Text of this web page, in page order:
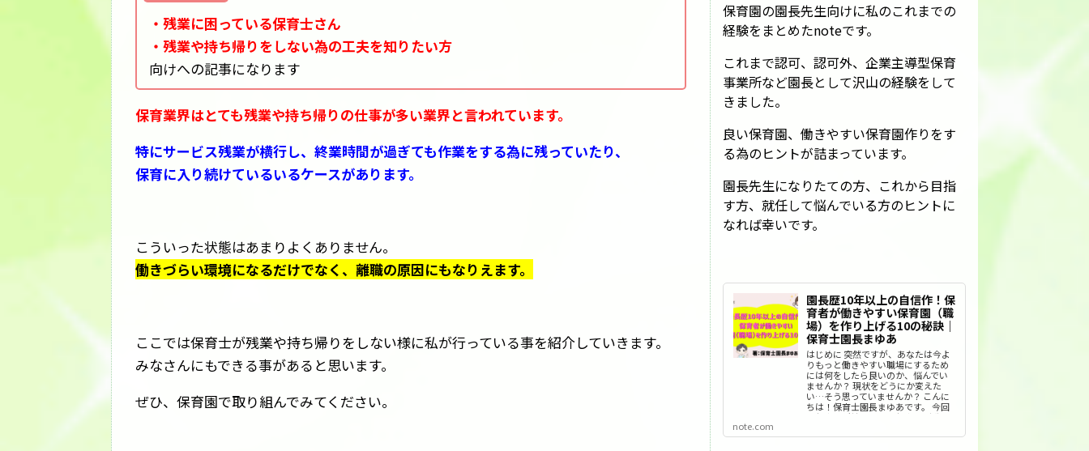
・残業に困っている保育士さん
・残業や持ち帰りをしない為の工夫を知りたい方
向けへの記事になります
保育業界はとても残業や持ち帰りの仕事が多い業界と言われています。
特にサービス残業が横行し、終業時間が過ぎても作業をする為に残っていたり、
保育に入り続けているいるケースがあります。
こういった状態はあまりよくありません。
働きづらい環境になるだけでなく、離職の原因にもなりえます。
ここでは保育士が残業や持ち帰りをしない様に私が行っている事を紹介していきます。
みなさんにもできる事があると思います。
ぜひ、保育園で取り組んでみてください。
保育園の園長先生向けに私のこれまでの
経験をまとめたnoteです。
これまで認可、認可外、企業主導型保育
事業所など園長として沢山の経験をして
きました。
良い保育園、働きやすい保育園作りをす
る為のヒントが詰まっています。
園長先生になりたての方、これから目指
す方、就任して悩んでいる方のヒントに
なれば幸いです。
園長歴10年以上の自信作！保
育者が働きやすい保育園（職
場）を作り上げる10の秘訣｜
保育士園長まゆあ
はじめに 突然ですが、あなたは今よ
りもっと働きやすい職場にするため
には何をしたら良いのか、悩んでい
ませんか？ 現状をどうにか変えた
い…そう思っていませんか？ こんに
ちは！保育士園長まゆあです。 今回
は保育者が働きやすい保育園（職
りの経験や視点から書いていきたい
note.com